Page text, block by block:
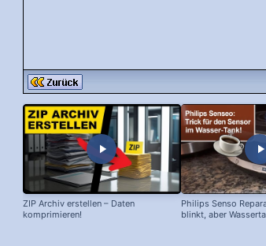
ZIP Archiv erstellen – Daten
komprimieren!
Philips Senso
blinkt, aber